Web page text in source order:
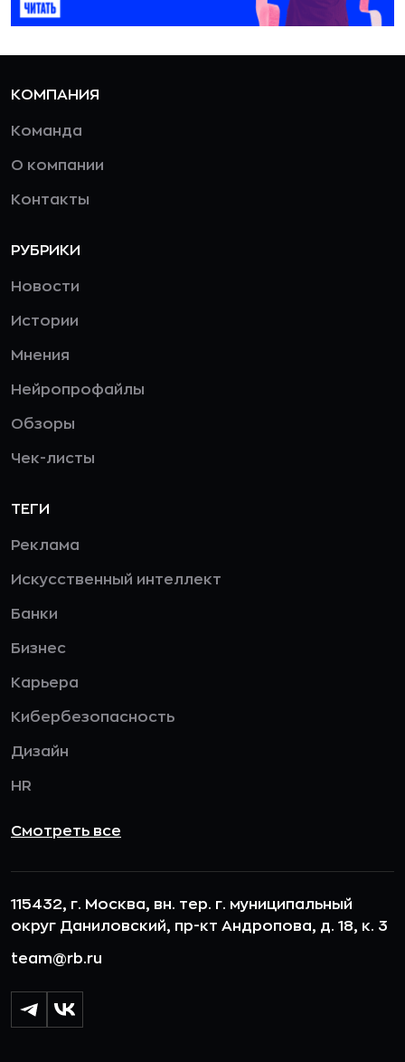
КОМПАНИЯ
Команда
О компании
Контакты
РУБРИКИ
Новости
Истории
Мнения
Нейропрофайлы
Обзоры
Чек-листы
ТЕГИ
Реклама
Искусственный интеллект
Банки
Бизнес
Карьера
Кибербезопасность
Дизайн
HR
Смотреть все
115432, г. Москва, вн. тер. г. муниципальный
округ Даниловский, пр-кт Андропова, д. 18, к. 3
team@rb.ru